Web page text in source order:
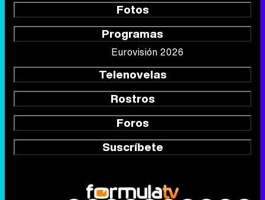
Fotos
Programas
Eurovisión 2026
Telenovelas
Rostros
Foros
Suscríbete